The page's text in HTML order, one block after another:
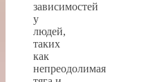
зависимостей
у
людей,
таких
как
непреодолимая